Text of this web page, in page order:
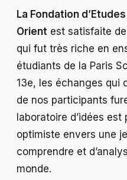
La Fondation
Orient est satisfaite
qui fut très riche en
étudiants de la Paris
13e, les échanges qui
de nos participants
laboratoire d’idées
optimiste envers une
comprendre et
monde.